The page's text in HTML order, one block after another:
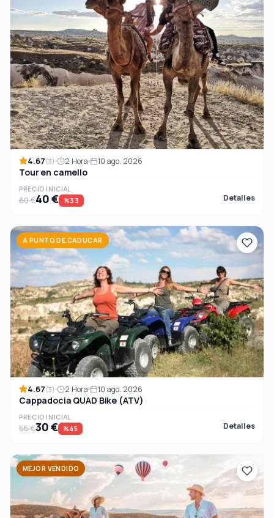
4.67(3) 2 Hora 10 ago. 2026
Tour en camello
PRECIO INICIAL
60 €40 € %33 Detalles
A PUNTO DE CADUCAR
4.67(3) 2 Hora 10 ago. 2026
Cappadocia QUAD Bike (ATV)
PRECIO INICIAL
55 €30 € %45 Detalles
MEJOR VENDIDO